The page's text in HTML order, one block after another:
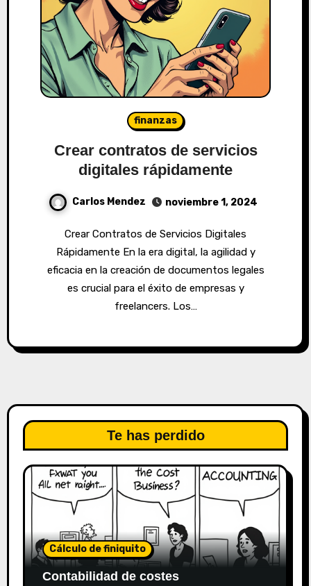
finanzas
Crear contratos de servicios
digitales rápidamente
Carlos Mendez noviembre 1, 2024
Crear Contratos de Servicios Digitales
Rápidamente En la era digital, la agilidad y
eficacia en la creación de documentos legales
es crucial para el éxito de empresas y
freelancers. Los…
Te has perdido
Cálculo de finiquito
Contabilidad de costes